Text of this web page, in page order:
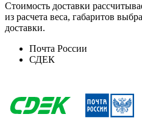
Стоимость доставки
из расчета веса, габаритов
доставки.
Почта России
СДЕК